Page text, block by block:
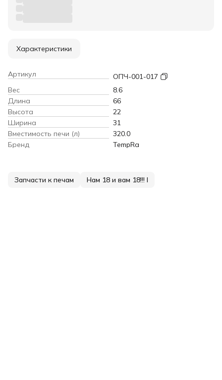
Характеристики
Артикул
ОПЧ-001-017
Вес
8.6
Длина
66
Высота
22
Ширина
31
Вместимость печи (л)
320.0
Бренд
TempRa
Запчасти к печам Нам 18 и вам 18!!! I